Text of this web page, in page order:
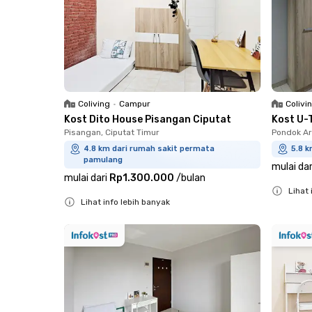
Coliving • Campur
Kost Dito House Pisangan Ciputat
Pisangan, Ciputat Timur
4.8 km dari rumah sakit permata
pamulang
mulai dari Rp1.300.000 /bulan
Lihat info lebih banyak
Kost U-
Pondok
5.8
mulai
Lihat